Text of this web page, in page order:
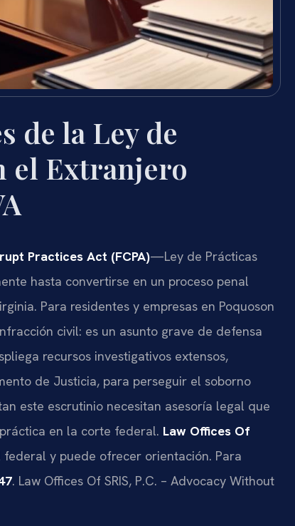
de la Ley de
el Extranjero
Practices Act (FCPA)—Ley de Prácticas
hasta convertirse en un proceso penal
Para residentes y empresas en Poquoson
civil: es un asunto grave de defensa
recursos investigativos extensos,
de Justicia, para perseguir el soborno
este escrutinio necesitan asesoría legal que
en la corte federal. Law Offices Of
y puede ofrecer orientación. Para
. Law Offices Of SRIS, P.C. – Advocacy Without